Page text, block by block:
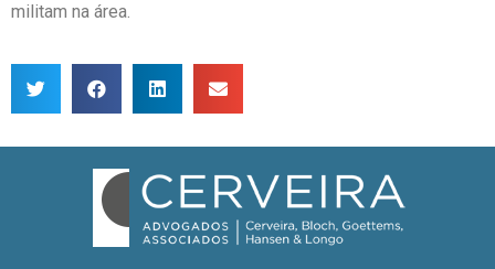
militam na área.